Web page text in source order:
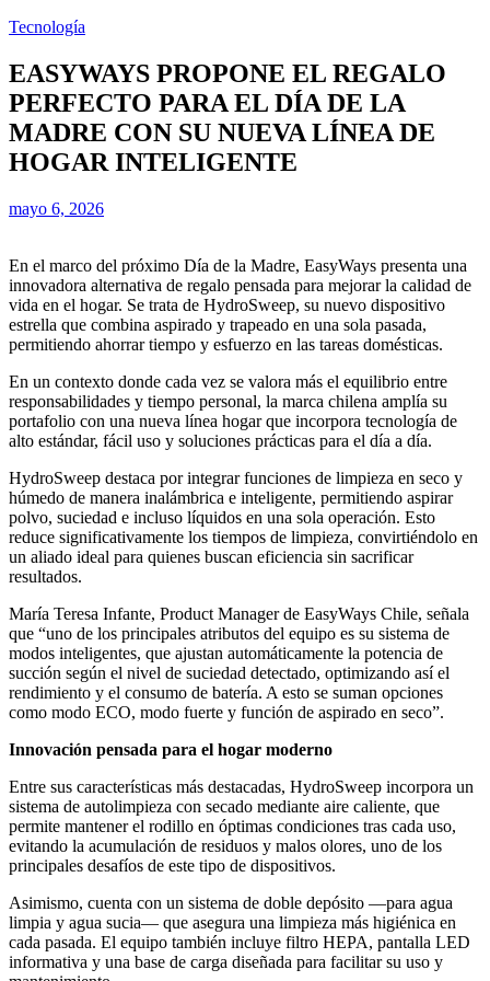
Tecnología
EASYWAYS PROPONE EL REGALO
PERFECTO PARA EL DÍA DE LA
MADRE CON SU NUEVA LÍNEA DE
HOGAR INTELIGENTE
mayo 6, 2026
En el marco del próximo Día de la Madre, EasyWays presenta una
innovadora alternativa de regalo pensada para mejorar la calidad de
vida en el hogar. Se trata de HydroSweep, su nuevo dispositivo
estrella que combina aspirado y trapeado en una sola pasada,
permitiendo ahorrar tiempo y esfuerzo en las tareas domésticas.
En un contexto donde cada vez se valora más el equilibrio entre
responsabilidades y tiempo personal, la marca chilena amplía su
portafolio con una nueva línea hogar que incorpora tecnología de
alto estándar, fácil uso y soluciones prácticas para el día a día.
HydroSweep destaca por integrar funciones de limpieza en seco y
húmedo de manera inalámbrica e inteligente, permitiendo aspirar
polvo, suciedad e incluso líquidos en una sola operación. Esto
reduce significativamente los tiempos de limpieza, convirtiéndolo en
un aliado ideal para quienes buscan eficiencia sin sacrificar
resultados.
María Teresa Infante, Product Manager de EasyWays Chile, señala
que “uno de los principales atributos del equipo es su sistema de
modos inteligentes, que ajustan automáticamente la potencia de
succión según el nivel de suciedad detectado, optimizando así el
rendimiento y el consumo de batería. A esto se suman opciones
como modo ECO, modo fuerte y función de aspirado en seco”.
Innovación pensada para el hogar moderno
Entre sus características más destacadas, HydroSweep incorpora un
sistema de autolimpieza con secado mediante aire caliente, que
permite mantener el rodillo en óptimas condiciones tras cada uso,
evitando la acumulación de residuos y malos olores, uno de los
principales desafíos de este tipo de dispositivos.
Asimismo, cuenta con un sistema de doble depósito —para agua
limpia y agua sucia— que asegura una limpieza más higiénica en
cada pasada. El equipo también incluye filtro HEPA, pantalla LED
informativa y una base de carga diseñada para facilitar su uso y